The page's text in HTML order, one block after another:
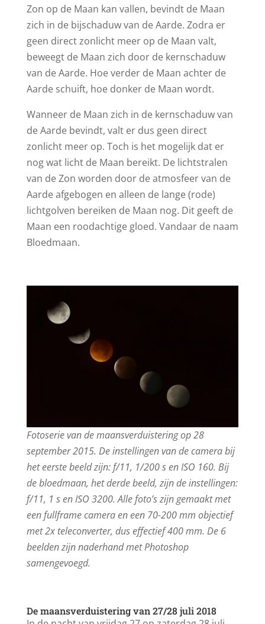
Zon op de Maan kan vallen, bevindt de Maan
zich in de bijschaduw van de Aarde. Zodra er
geen direct zonlicht meer op de Maan valt,
beweegt de Maan zich door de kernschaduw
van de Aarde. Hoe verder de Maan achter de
Aarde schuift, hoe donker de Maan wordt.
Wanneer de Maan zich in de kernschaduw van
de Aarde bevindt, valt er dus geen direct
zonlicht meer op. Toch is het mogelijk dat er
nog wat licht de Maan bereikt. De lichtstralen
van de Zon worden door de atmosfeer van de
Aarde afgebogen en alleen de lange (rode)
lichtgolven bereiken de Maan nog. Dit geeft de
Maan een roodachtige gloed. Vandaar de naam
Bloedmaan.
Fotoserie van de maansverduistering op 28
september 2015. De instellingen van de camera bij
het eerste beeld zijn: f/11, 1/200 s en ISO 160. Bij
de bloedmaan, het derde beeld, zijn de instellingen:
f/11, 1 s en ISO 3200. Alle foto’s zijn gemaakt met
een fullframe camera en een 70-200 mm objectief
met 2x teleconverter, dus effectief 400 mm. De 6
beelden zijn naderhand met Photoshop
samengevoegd.
De maansverduistering van 27/28 juli 2018